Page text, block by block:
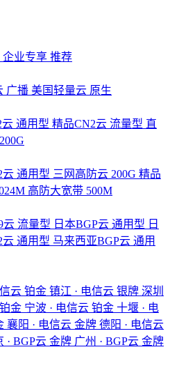
企业专享 推荐
广播 美国轻量云 原生
云 通用型 精品CN2云 流量型 直
200G
云 通用型 三网高防云 200G 精品
高防大宽带 500M
云 流量型 日本BGP云 通用型 日
云 通用型 马来西亚BGP云 通用
云 铂金 镇江 · 电信云 银牌 深圳
铂金 宁波 · 电信云 铂金 十堰 · 电
襄阳 · 电信云 金牌 德阳 · 电信云
· BGP云 金牌 广州 · BGP云 金牌